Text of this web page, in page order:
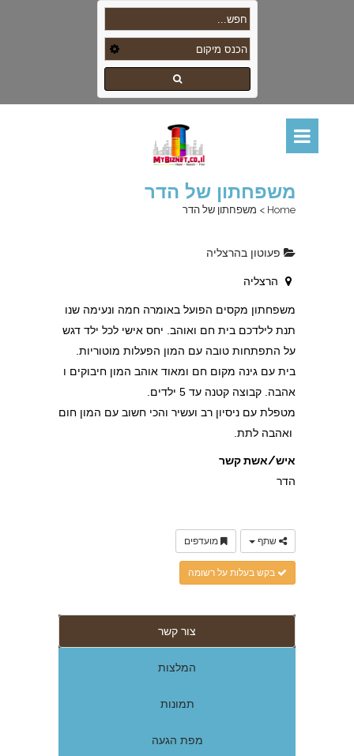
משפחתון של הדר
Home
> משפחתון של הדר
פעוטון בהרצליה
הרצליה
משפחתון מקסים הפועל באומרה חמה ונעימה שנו
תנת לילדכם בית חם ואוהב. יחס אישי לכל ילד דגש
על התפתחות טובה עם המון הפעלות מוטוריות.
בית עם גינה מקום חם ומאוד אוהב המון חיבוקים ו
אהבה. קבוצה קטנה עד 5 ילדים.
מטפלת עם ניסיון רב ועשיר והכי חשוב עם המון חום
ואהבה לתת.
איש/אשת קשר
הדר
שתף מועדפים
בקש בעלות על רשומה
צור קשר
המלצות
תמונות
מפת הגעה